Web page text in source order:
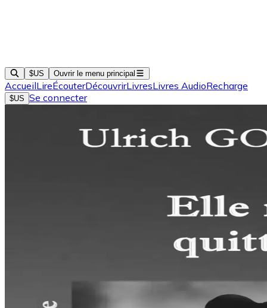
$US Ouvrir le menu principal
AccueilLireÉcouterDécouvrirLivresLivres AudioRecharge
$US Se connecter